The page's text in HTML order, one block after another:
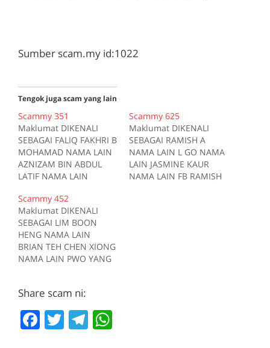
Sumber scam.my id:1022
Tengok juga scam yang lain
Scammy 351
Maklumat DIKENALI
SEBAGAI FALIQ FAKHRI B
MOHAMAD NAMA LAIN
AZNIZAM BIN ABDUL
LATIF NAMA LAIN
MOHAMMAD NAMA
LAIN FARID AFKAR BIN
MOHAMMAD NAMA
LAIN FATHIYATUL
SYUKRA BT
MOHAMMAD NAMA
LAIN FALIQ FAKHRI BIN
MOHAMMAD NAMA
LAIN FARISS ARSHAD
BIN MOHAMMAD
Scammy 625
Maklumat DIKENALI
SEBAGAI RAMISH A
NAMA LAIN L GO NAMA
LAIN JASMINE KAUR
NAMA LAIN FB RAMISH
Scammy 452
Maklumat DIKENALI
SEBAGAI LIM BOON
HENG NAMA LAIN
BRIAN TEH CHEN XIONG
NAMA LAIN PWO YANG
FOOK NAMA LAIN
NAMA LAIN RICHARD
BILLY HAM NAMA LAIN
Share scam ni:
F
a
T
w
T
el